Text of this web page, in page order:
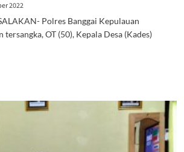
2022
Polres Banggai Kepulauan
tersangka, OT (50), Kepala Desa (Kades)